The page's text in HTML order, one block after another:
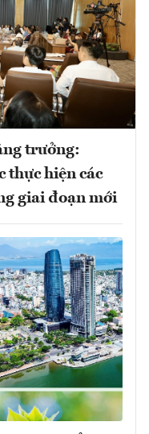
trưởng:
thực hiện các
giai đoạn mới